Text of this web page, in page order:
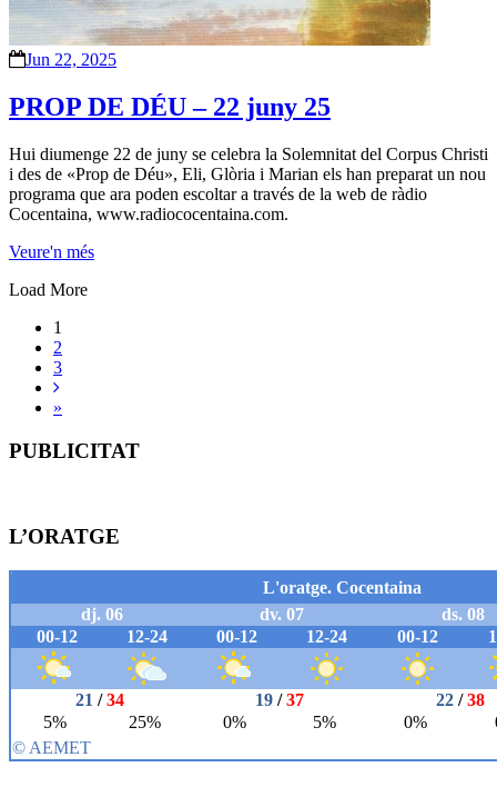
Jun 22, 2025
PROP DE DÉU – 22 juny 25
Hui diumenge 22 de juny se celebra la Solemnitat del Corpus Christi
i des de «Prop de Déu», Eli, Glòria i Marian els han preparat un nou
programa que ara poden escoltar a través de la web de ràdio
Cocentaina, www.radiococentaina.com.
Veure'n més
Load More
1
2
3
»
PUBLICITAT
L’ORATGE